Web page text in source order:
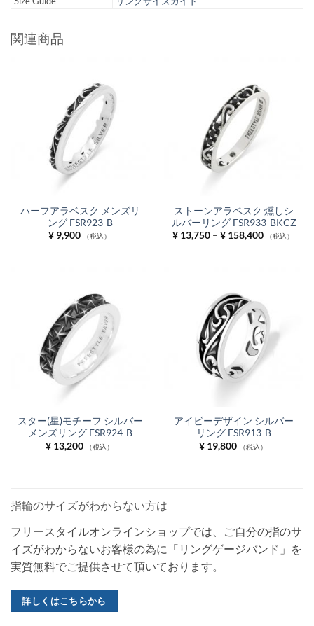
関連商品
ハーフアラベスク メンズリ
ング FSR923-B
¥9,900 （税込）
ストーンアラベスク 燻しシ
ルバーリング FSR933-BKCZ
¥13,750 – ¥158,400価
格
（税込）
スター(星)モチーフ シルバー
メンズリング FSR924-B
¥13,200 （税込）
アイビーデザイン シルバー
リング FSR913-B
¥19,800 （税込）
指輪のサイズがわからない方は
フリースタイルオンラインショップでは、ご自分の指のサ
イズがわからないお客様の為に「リングゲージバンド」を
実質無料でご提供させて頂いております。
詳しくはこちらから